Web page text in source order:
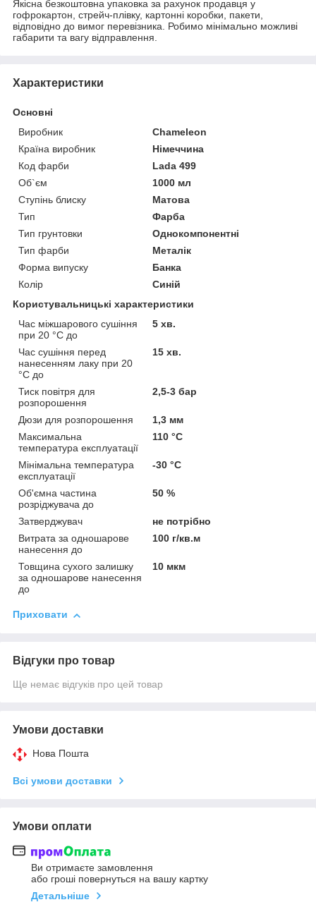
Якісна безкоштовна упаковка за рахунок продавця у
гофрокартон, стрейч-плівку, картонні коробки, пакети,
відповідно до вимог перевізника. Робимо мінімально можливі
габарити та вагу відправлення.
Характеристики
Основні
Виробник
Chameleon
Країна виробник
Німеччина
Код фарби
Lada 499
Об`єм
1000 мл
Ступінь блиску
Матова
Тип
Фарба
Тип грунтовки
Однокомпонентні
Тип фарби
Металік
Форма випуску
Банка
Колір
Синій
Користувальницькі характеристики
Час міжшарового сушіння
при 20 °C до
5 хв.
Час сушіння перед
нанесенням лаку при 20
°C до
15 хв.
Тиск повітря для
розпорошення
2,5-3 бар
Дюзи для розпорошення
1,3 мм
Максимальна
температура експлуатації
110 °С
Мінімальна температура
експлуатації
-30 °С
Об'ємна частина
розріджувача до
50 %
Затверджувач
не потрібно
Витрата за одношарове
нанесення до
100 г/кв.м
Товщина сухого залишку
за одношарове нанесення
до
10 мкм
Приховати
Відгуки про товар
Ще немає відгуків про цей товар
Умови доставки
Нова Пошта
Всі умови доставки
Умови оплати
Ви отримаєте замовлення
або гроші повернуться на вашу картку
Детальніше